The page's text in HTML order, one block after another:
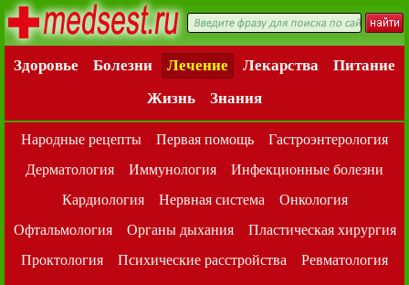
Здоровье Болезни Лечение Лекарства
Питание
Жизнь
Знания
Народные рецепты Первая помощь
Гастроэнтерология
Дерматология
Иммунология
Инфекционные болезни
Кардиология
Нервная система
Онкология
Офтальмология
Органы дыхания
Пластическая хирургия
Проктология
Психические расстройства
Ревматология